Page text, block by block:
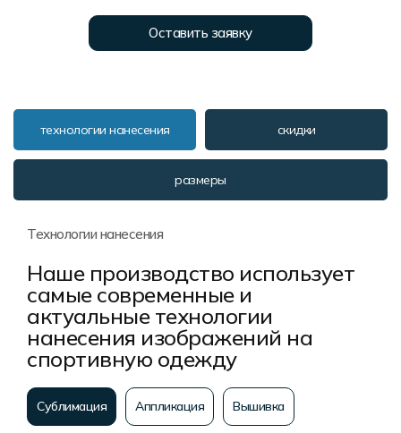
Оставить заявку
технологии нанесения скидки
размеры
Технологии нанесения
Наше производство использует
самые современные и
актуальные технологии
нанесения изображений на
спортивную одежду
Сублимация Аппликация Вышивка
Форма в наличии
Распродажа
Реквизиты
Система скидок и наценок
Пользовательское соглашение